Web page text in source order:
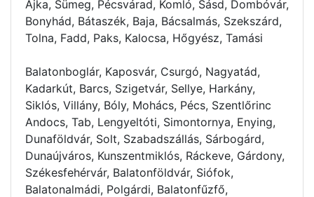
Ajka, Sümeg, Pécsvárad, Komló, Sásd, Dombóvár,
Bonyhád, Bátaszék, Baja, Bácsalmás, Szekszárd,
Tolna, Fadd, Paks, Kalocsa, Hőgyész, Tamási
Balatonboglár, Kaposvár, Csurgó, Nagyatád,
Kadarkút, Barcs, Szigetvár, Sellye, Harkány,
Siklós, Villány, Bóly, Mohács, Pécs, Szentlőrinc
Andocs, Tab, Lengyeltóti, Simontornya, Enying,
Dunaföldvár, Solt, Szabadszállás, Sárbogárd,
Dunaújváros, Kunszentmiklós, Ráckeve, Gárdony,
Székesfehérvár, Balatonföldvár, Siófok,
Balatonalmádi, Polgárdi, Balatonfűzfő,